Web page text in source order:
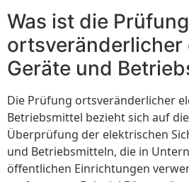
Was ist die Prüfung
Geräte und
Die Prüfung ortsveränderlicher
Betriebsmittel bezieht sich auf
Überprüfung der elektrischen
und Betriebsmitteln, die in
öffentlichen Einrichtungen